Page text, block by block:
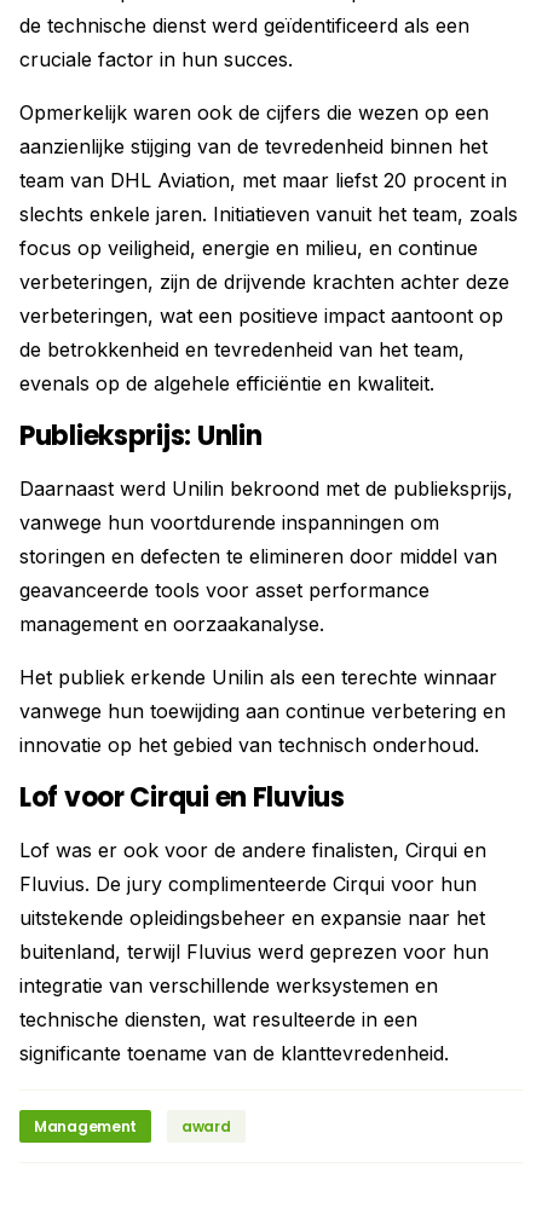
de technische dienst werd geïdentificeerd als een
cruciale factor in hun succes.
Opmerkelijk waren ook de cijfers die wezen op een
aanzienlijke stijging van de tevredenheid binnen het
team van DHL Aviation, met maar liefst 20 procent in
slechts enkele jaren. Initiatieven vanuit het team, zoals
focus op veiligheid, energie en milieu, en continue
verbeteringen, zijn de drijvende krachten achter deze
verbeteringen, wat een positieve impact aantoont op
de betrokkenheid en tevredenheid van het team,
evenals op de algehele efficiëntie en kwaliteit.
Publieksprijs: Unlin
Daarnaast werd Unilin bekroond met de publieksprijs,
vanwege hun voortdurende inspanningen om
storingen en defecten te elimineren door middel van
geavanceerde tools voor asset performance
management en oorzaakanalyse.
Het publiek erkende Unilin als een terechte winnaar
vanwege hun toewijding aan continue verbetering en
innovatie op het gebied van technisch onderhoud.
Lof voor Cirqui en Fluvius
Lof was er ook voor de andere finalisten, Cirqui en
Fluvius. De jury complimenteerde Cirqui voor hun
uitstekende opleidingsbeheer en expansie naar het
buitenland, terwijl Fluvius werd geprezen voor hun
integratie van verschillende werksystemen en
technische diensten, wat resulteerde in een
significante toename van de klanttevredenheid.
Management award